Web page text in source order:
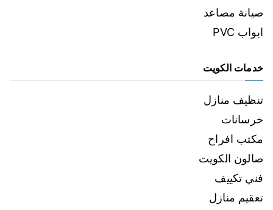
صيانة مصاعد
ابواب PVC
خدمات الكويت
تنظيف منازل
خرسانات
مكتب افراح
صالون الكويت
فني تكييف
تعقيم منازل